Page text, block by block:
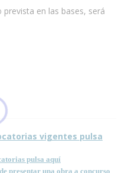
prevista en las bases, será
vigentes pulsa
pulsa aquí
presentar una obra a concurso